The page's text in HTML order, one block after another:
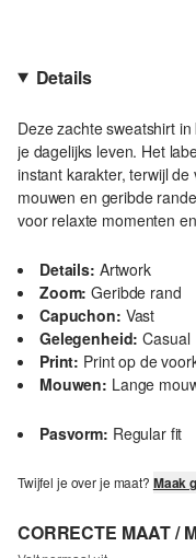
Details
Deze zachte sweatshirt
je dagelijks leven. Het
instant karakter, terwijl
mouwen en geribde
voor relaxte momenten
Details: Artwork
Zoom: Geribde rand
Capuchon: Vast
Gelegenheid: Casual
Print: Print op de
Mouwen: Lange
Pasvorm: Regular fit
Twijfel je over je maat? Maak
CORRECTE MAAT /